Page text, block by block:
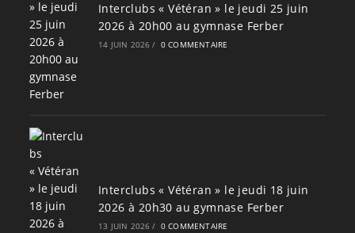
Interclubs « Vétéran » le jeudi 25 juin
2026 à 20h00 au gymnase Ferber
14 JUIN 2026 / 0 COMMENTAIRE
Interclubs « Vétéran » le jeudi 18 juin
2026 à 20h30 au gymnase Ferber
13 JUIN 2026 / 0 COMMENTAIRE